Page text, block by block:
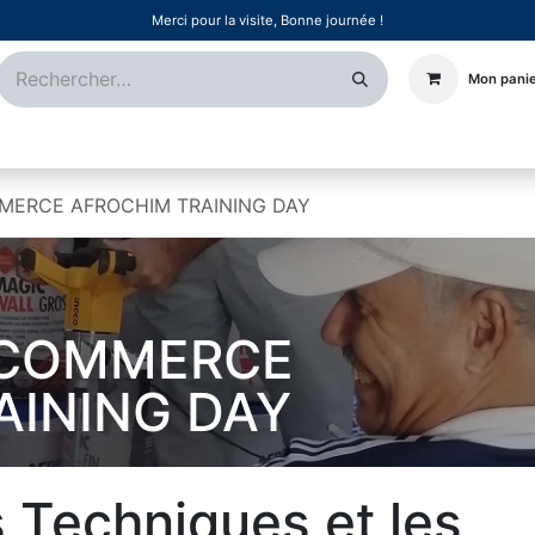
Merci pour la visite, Bonne journée !
Mon
AFROCHIM TRAINING DAY
DAY
et les